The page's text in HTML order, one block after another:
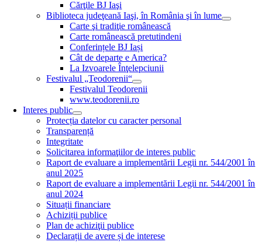
Cărţile BJ Iaşi
Biblioteca judeţeană Iaşi, în România şi în lume
Carte şi tradiţie românească
Carte românească pretutindeni
Conferințele BJ Iași
Cât de departe e America?
La Izvoarele Înţelepciunii
Festivalul „Teodorenii“
Festivalul Teodorenii
www.teodorenii.ro
Interes public
Protecția datelor cu caracter personal
Transparență
Integritate
Solicitarea informaţiilor de interes public
Raport de evaluare a implementării Legii nr. 544/2001 în
anul 2025
Raport de evaluare a implementării Legii nr. 544/2001 în
anul 2024
Situații financiare
Achiziții publice
Plan de achiziţii publice
Declarații de avere și de interese